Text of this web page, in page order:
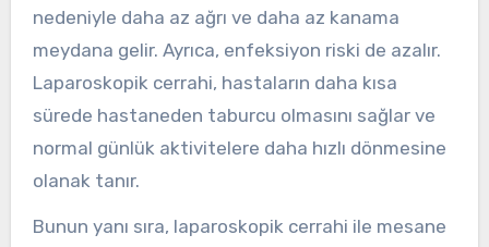
nedeniyle daha az ağrı ve daha az kanama
meydana gelir. Ayrıca, enfeksiyon riski de azalır.
Laparoskopik cerrahi, hastaların daha kısa
sürede hastaneden taburcu olmasını sağlar ve
normal günlük aktivitelere daha hızlı dönmesine
olanak tanır.
Bunun yanı sıra, laparoskopik cerrahi ile mesane